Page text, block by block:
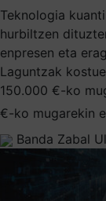
Teknologia
hurbiltzen
enpresen eta
Laguntzak
150.000 €-ko
€-ko mugarekin
Banda Zabal